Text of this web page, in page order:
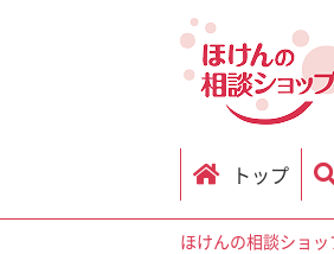
トップ
ほけんの相談ショ